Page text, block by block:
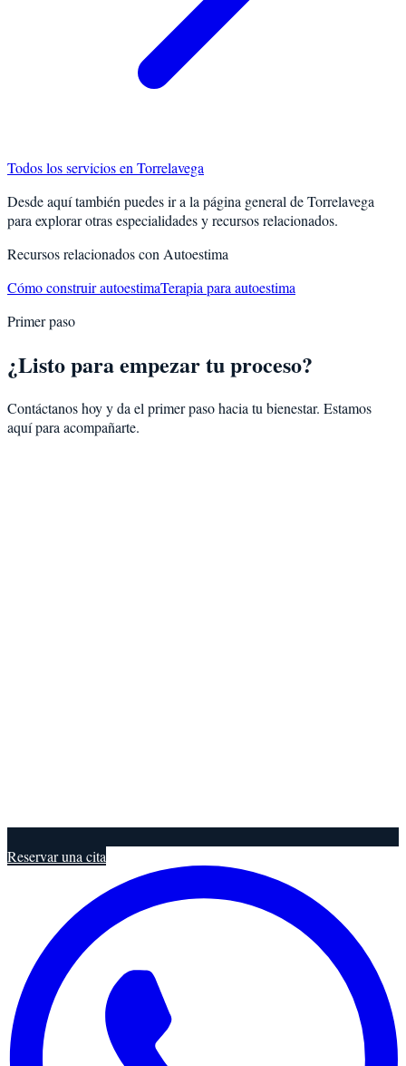
Todos los servicios en Torrelavega
Desde aquí también puedes ir a la página general deTorrelavega
para explorar otras especialidades y recursos relacionados.
Recursos relacionados con Autoestima
Cómo construir autoestimaTerapia para autoestima
Primer paso
¿Listo para empezar tu proceso?
Contáctanos hoy y da el primer paso hacia tu bienestar. Estamos
aquí para acompañarte.
Reservar una cita